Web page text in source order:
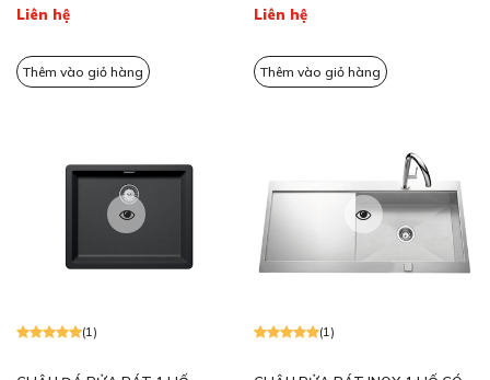
Liên hệ
Thêm vào giỏ hàng
Liên hệ
Thêm vào giỏ hàng
(1) (1)